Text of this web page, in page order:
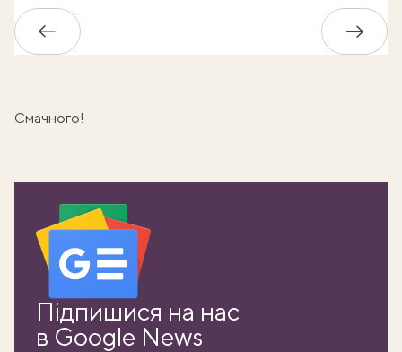
Назад
Смачного!
Підпишися на нас
в Google News